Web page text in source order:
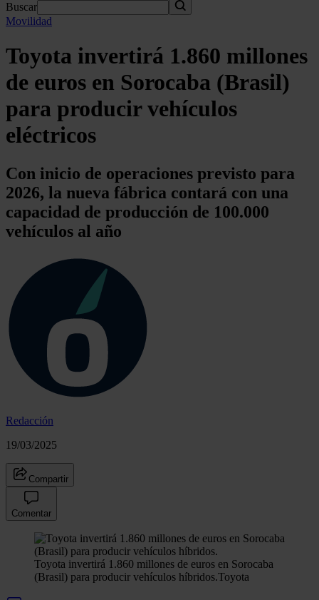
Buscar
Movilidad
Toyota invertirá 1.860 millones
de euros en Sorocaba (Brasil)
para producir vehículos
eléctricos
Con inicio de operaciones previsto para
2026, la nueva fábrica contará con una
capacidad de producción de 100.000
vehículos al año
Redacción
19/03/2025
Compartir
Comentar
Toyota invertirá 1.860 millones de euros en Sorocaba
(Brasil) para producir vehículos híbridos.Toyota